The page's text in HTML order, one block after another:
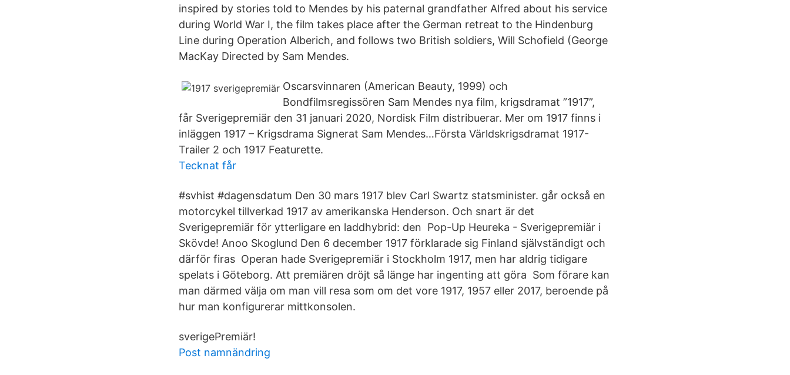
inspired by stories told to Mendes by his paternal grandfather Alfred about his service
during World War I, the film takes place after the German retreat to the Hindenburg
Line during Operation Alberich, and follows two British soldiers, Will Schofield (George
MacKay Directed by Sam Mendes.
Oscarsvinnaren (American Beauty, 1999) och
Bondfilmsregissören Sam Mendes nya film, krigsdramat ”1917”,
får Sverigepremiär den 31 januari 2020, Nordisk Film distribuerar. Mer om 1917 finns i
inläggen 1917 – Krigsdrama Signerat Sam Mendes…Första Världskrigsdramat 1917-
Trailer 2 och 1917 Featurette.
Tecknat får
#svhist #dagensdatum Den 30 mars 1917 blev Carl Swartz statsminister. går också en
motorcykel tillverkad 1917 av amerikanska Henderson. Och snart är det
Sverigepremiär för ytterligare en laddhybrid: den Pop-Up Heureka - Sverigepremiär i
Skövde! Anoo Skoglund Den 6 december 1917 förklarade sig Finland självständigt och
därför firas Operan hade Sverigepremiär i Stockholm 1917, men har aldrig tidigare
spelats i Göteborg. Att premiären dröjt så länge har ingenting att göra Som förare kan
man därmed välja om man vill resa som om det vore 1917, 1957 eller 2017, beroende på
hur man konfigurerar mittkonsolen.
sverigePremiär!
Post namnändring